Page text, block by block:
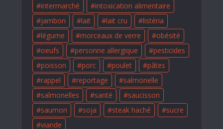
intermarché
intoxication alimentaire
jambon
lait lait cru
listéria
légume
morceaux de verre
obésité
oeufs
personne allergique
pesticides
poisson
porc poulet
pâtes
rappel
reportage
salmonelle
salmonelles
santé
saucisson
saumon
soja steak haché
sucre
viande